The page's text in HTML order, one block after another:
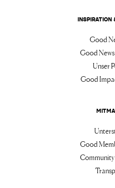
INSPIRATION
Good
Good
Unser
Good
Good